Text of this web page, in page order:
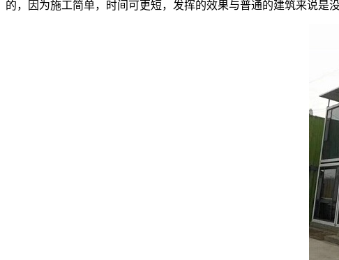
的，因为施工简单，时间可更短，发挥的效果与普通的建筑来说是